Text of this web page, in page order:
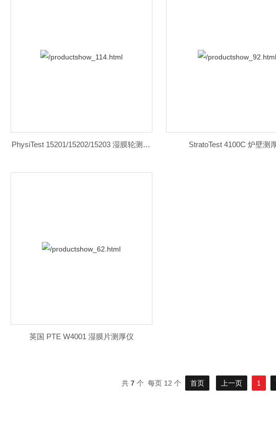
PhysiTest 15201/15202/15203 湿膜轮测厚仪 StratoTest 4100C 炉壁测
英国 PTE W4001 湿膜片测厚仪
共 7个 每页 12 个 首页 上一页 1